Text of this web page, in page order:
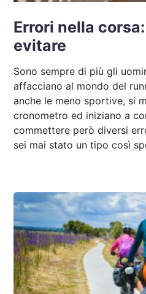
Errori nella
evitare
Sono sempre di più gli
affacciano al mondo del
anche le meno sportive, si
cronometro ed iniziano a
commettere però diversi
sei mai stato un tipo così